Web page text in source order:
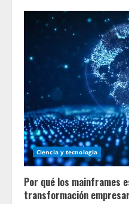
Ciencia y tecnologia
Por qué los mainframes
transformación